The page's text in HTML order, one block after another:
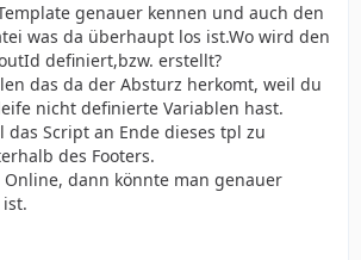
genauer kennen und auch den
was da überhaupt los ist.Wo wird den
definiert,bzw. erstellt?
das da der Absturz herkomt, weil du
nicht definierte Variablen hast.
das Script an Ende dieses tpl zu
des Footers.
Online, dann könnte man genauer